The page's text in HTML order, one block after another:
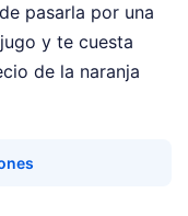
pasarla por una
y te cuesta
de la naranja